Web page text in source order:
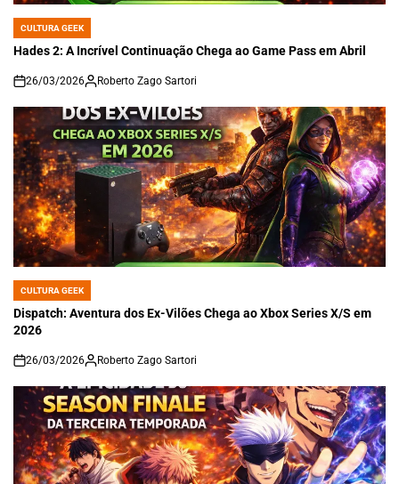
POSTED
IN
CULTURA GEEK
Hades 2: A Incrível Continuação Chega ao Game Pass em Abril
on
26/03/2026 Roberto Zago Sartori
POSTED
IN
CULTURA GEEK
Dispatch: Aventura dos Ex-Vilões Chega ao Xbox Series X/S em
2026
on
26/03/2026 Roberto Zago Sartori